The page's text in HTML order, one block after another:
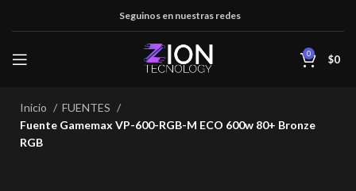
Seguinos en nuestras redes
0 $0
Inicio
FUENTES
Fuente Gamemax VP-600-RGB-M ECO 600w 80+ Bronze
RGB